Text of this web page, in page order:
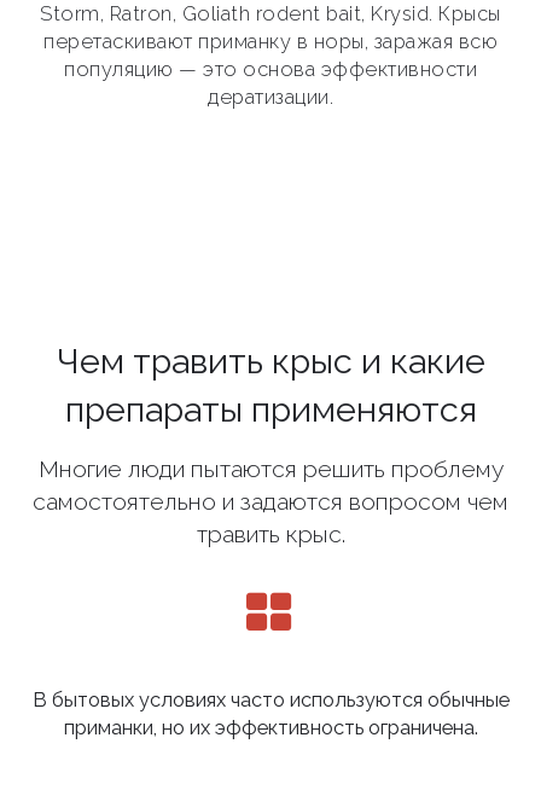
Storm, Ratron, Goliath rodent bait, Krysid. Крысы
перетаскивают приманку в норы, заражая всю
популяцию — это основа эффективности
дератизации.
Чем травить крыс и какие
препараты применяются
Многие люди пытаются решить проблему
самостоятельно и задаются вопросом чем
травить крыс.
В бытовых условиях часто используются обычные
приманки, но их эффективность ограничена.